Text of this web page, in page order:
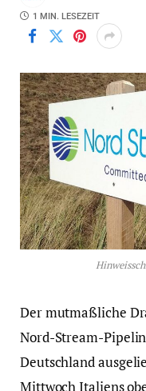
1 MIN. LESEZEIT
Der mutmaßliche
Nord-Stream-
Deutschland
Mittwoch Italiens